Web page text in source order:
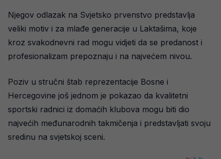
Njegov odlazak na Svjetsko prvenstvo predstavlja
veliki motiv i za mlađe generacije u Laktašima, koje
kroz svakodnevni rad mogu vidjeti da se predanost i
profesionalizam prepoznaju i na najvećem nivou.
Poziv u stručni štab reprezentacije Bosne i
Hercegovine još jednom je pokazao da kvalitetni
sportski radnici iz domaćih klubova mogu biti dio
najvećih međunarodnih takmičenja i predstavljati svoju
sredinu na svjetskoj sceni.